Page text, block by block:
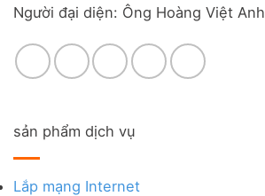
Người đại diện: Ông Hoàng Việt Anh
sản phẩm dịch vụ
Lắp mạng Internet